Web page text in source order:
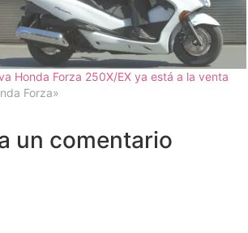
Honda Forza 250X/EX ya está a la venta
Forza»
un comentario